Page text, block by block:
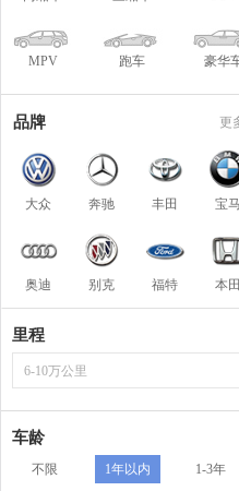
MPV 跑车 豪华
品牌 更
大众 奔驰 丰田 宝马
奥迪 别克 福特 本田
里程
6-10万公里
车龄
不限 1年以内 1-3年